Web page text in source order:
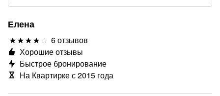
Елена
6 отзывов
Хорошие отзывы
Быстрое бронирование
На Квартирке с 2015 года